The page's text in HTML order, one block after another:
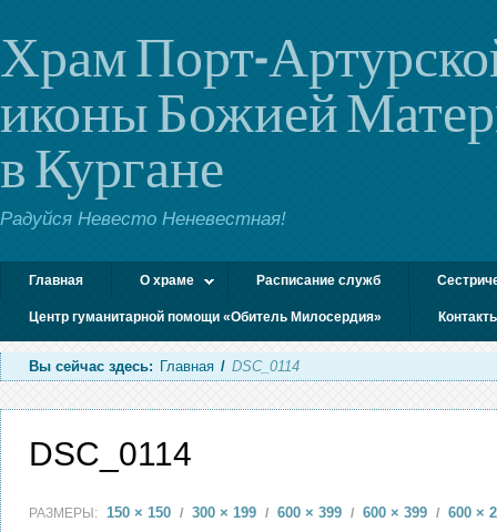
Храм Порт-
иконы Божией
в Кургане
Радуйся Невесто Неневестная!
Главная О храме Расписание служб
Центр гуманитарной помощи «Обитель Милосердия»
Вы сейчас здесь: Главная / DSC_0114
DSC_0114
РАЗМЕРЫ: 150 × 150 / 300 × 199 / 600 × 399 / 600 × 399 / 600 ×